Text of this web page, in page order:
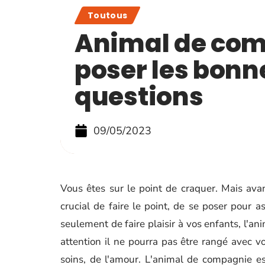
Toutous
Animal de
poser les
questions
09/05/2023
Vous êtes sur le point de craquer. Mais
crucial de faire le point, de se poser pour
seulement de faire plaisir à vos enfants,
attention il ne pourra pas être rangé avec
soins, de l'amour. L'animal de compagnie